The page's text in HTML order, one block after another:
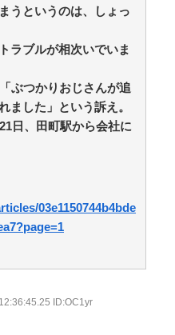
に入れろ！何もしないか
警察呼びます）」→男
いな！」完全に不審者で
NEW! (8/7 10:19)
ったトマトが、妊娠中だ
つわりが終わった瞬間に
/ おまとめアンテナ NEW!
売ｗｗｗｗｗｗ / おまと
置→引き取ろうとすると
…やる気ないなら引き受
テナ NEW! (8/7 07:19)
知った時と、四人の父母
うというのは、しょっ
ラブルが相次いでいま
ぶつかりおじさんが追
ました」という訴え。
日、田町駅から会社に
03e1150744b4bde
ID:OC1yr